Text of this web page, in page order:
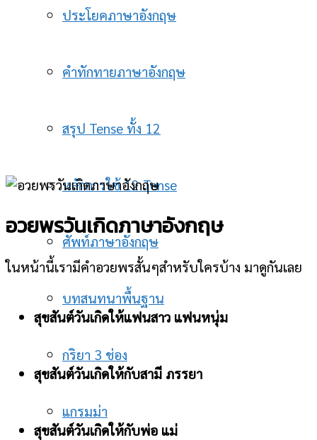
ประโยคภาษาอังกฤษ
คำทักทายภาษาอังกฤษ
สรุป Tense ทั้ง 12
หลักการใช้ 12 Tense
ศัพท์ภาษาอังกฤษ
บทสนทนาพื้นฐาน
กริยา 3 ช่อง
แกรมม่า
อวยพรวันเกิดภาษาอังกฤษ
ในหน้านี้เรามีคำอวยพรสั้นๆสำหรับใครบ้าง มาดูกันเลย
สุขสันต์วันเกิดให้แฟนสาว แฟนหนุ่ม
สุขสันต์วันเกิดให้กับสามี ภรรยา
สุขสันต์วันเกิดให้กับพ่อ แม่